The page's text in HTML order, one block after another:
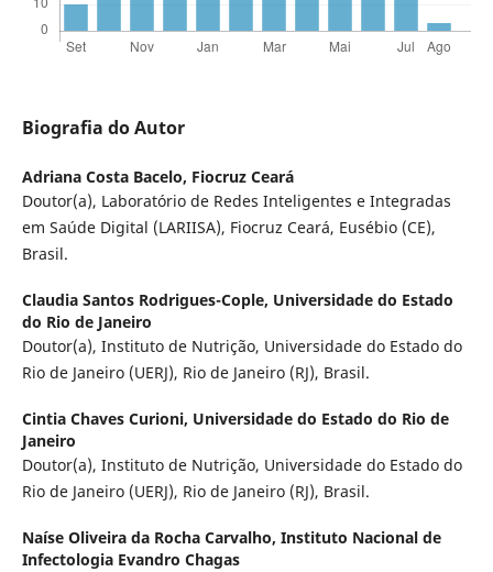
Biografia do Autor
Adriana Costa Bacelo, Fiocruz Ceará
Doutor(a), Laboratório de Redes Inteligentes e Integradas
em Saúde Digital (LARIISA), Fiocruz Ceará, Eusébio (CE),
Brasil.
Claudia Santos Rodrigues-Cople, Universidade do Estado
do Rio de Janeiro
Doutor(a), Instituto de Nutrição, Universidade do Estado do
Rio de Janeiro (UERJ), Rio de Janeiro (RJ), Brasil.
Cintia Chaves Curioni, Universidade do Estado do Rio de
Janeiro
Doutor(a), Instituto de Nutrição, Universidade do Estado do
Rio de Janeiro (UERJ), Rio de Janeiro (RJ), Brasil.
Naíse Oliveira da Rocha Carvalho, Instituto Nacional de
Infectologia Evandro Chagas